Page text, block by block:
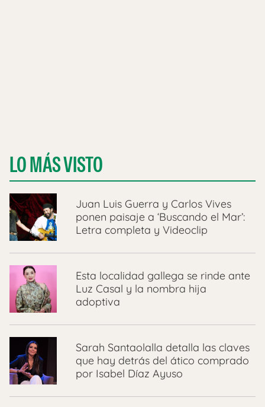
LO MÁS VISTO
Juan Luis Guerra y Carlos Vives
ponen paisaje a ‘Buscando el Mar’:
Letra completa y Videoclip
Esta localidad gallega se rinde ante
Luz Casal y la nombra hija
adoptiva
Sarah Santaolalla detalla las claves
que hay detrás del ático comprado
por Isabel Díaz Ayuso